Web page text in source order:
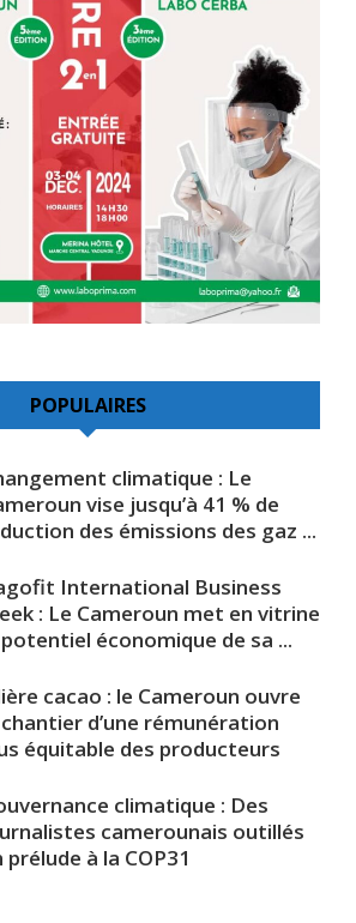
POPULAIRES
climatique : Le
vise jusqu’à 41 % de
des émissions des gaz ...
International Business
: Le Cameroun met en vitrine
économique de sa ...
cacao : le Cameroun ouvre
d’une rémunération
équitable des producteurs
climatique : Des
camerounais outillés
prélude à la COP31